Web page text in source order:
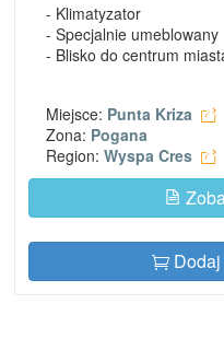
- Klimatyzator
- Specjalnie umeblowany
- Blisko do centrum
Miejsce: Punta Kriza
Zona: Pogana
Region: Wyspa Cres